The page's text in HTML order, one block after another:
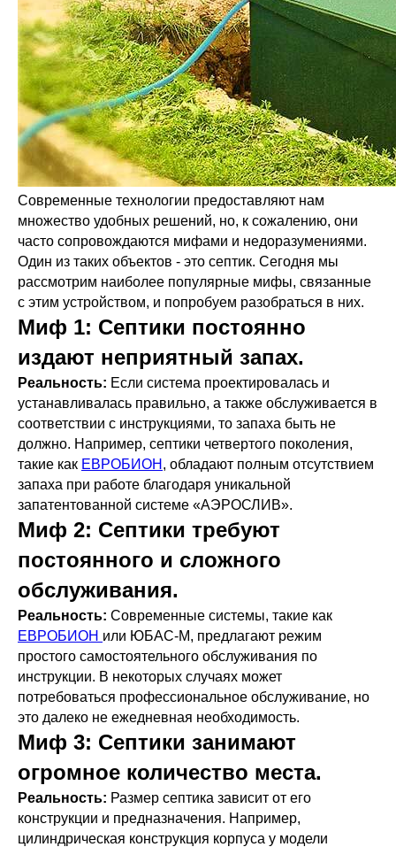
Современные технологии предоставляют нам
множество удобных решений, но, к сожалению, они
часто сопровождаются мифами и недоразумениями.
Один из таких объектов - это септик. Сегодня мы
рассмотрим наиболее популярные мифы, связанные
с этим устройством, и попробуем разобраться в них.
Миф 1: Септики постоянно
издают неприятный запах.
Реальность: Если система проектировалась и
устанавливалась правильно, а также обслуживается в
соответствии с инструкциями, то запаха быть не
должно. Например, септики четвертого поколения,
такие как ЕВРОБИОН , обладают полным отсутствием
запаха при работе благодаря уникальной
запатентованной системе «АЭРОСЛИВ».
Миф 2: Септики требуют
постоянного и сложного
обслуживания.
Реальность: Современные системы, такие как
ЕВРОБИОН или ЮБАС-М, предлагают режим
простого самостоятельного обслуживания по
инструкции. В некоторых случаях может
потребоваться профессиональное обслуживание, но
это далеко не ежедневная необходимость.
Миф 3: Септики занимают
огромное количество места.
Реальность: Размер септика зависит от его
конструкции и предназначения. Например,
цилиндрическая конструкция корпуса у модели